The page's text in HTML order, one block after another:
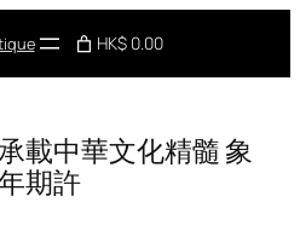
HK$ 0.00
載中華文化精髓 象
期許